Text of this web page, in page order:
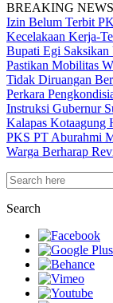
BREAKING NEWS
Izin Belum Terbit
Kecelakaan Kerja-
Bupati Egi Saksikan
Pastikan Mobilitas
Tidak Diruangan
Perkara
Instruksi Gubernur
Kalapas Kotaagung
PKS PT Aburahmi
Warga Berharap
Search